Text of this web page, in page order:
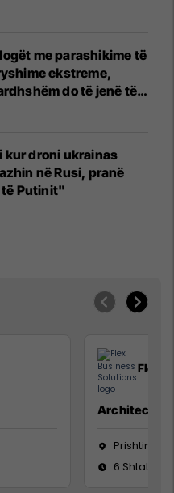
me parashikime të
ekstreme,
do të jenë të
kur droni ukrainas
në Rusi, pranë
Putinit"
Flex
Architect
Prishtinë
6 Shtator